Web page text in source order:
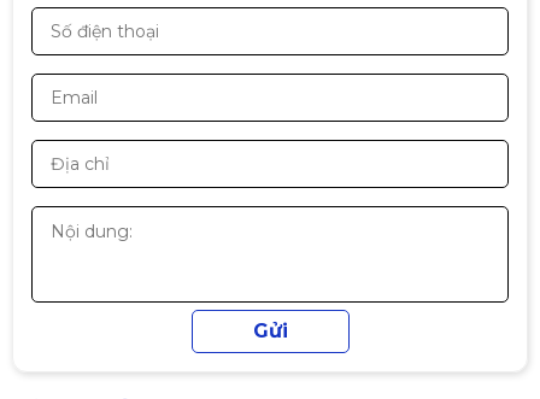
-14%
Hộp mực Cartridge 16A TJ/HL HP
LaserJet 5200, 5200L/Canon LBP
-14%
Mực hộp máy in laser HP 76A -
CF276A - Dùng cho máy in HP
M404N/ M404dn/ M404dw, MFP
M428fdw / M428fdn
380.000đ